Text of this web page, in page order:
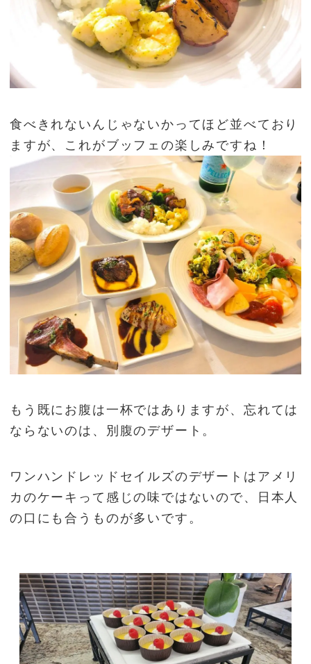
食べきれないんじゃないかってほど並べており
ますが、これがブッフェの楽しみですね！
もう既にお腹は一杯ではありますが、忘れては
ならないのは、別腹のデザート。
ワンハンドレッドセイルズのデザートはアメリ
カのケーキって感じの味ではないので、日本人
の口にも合うものが多いです。